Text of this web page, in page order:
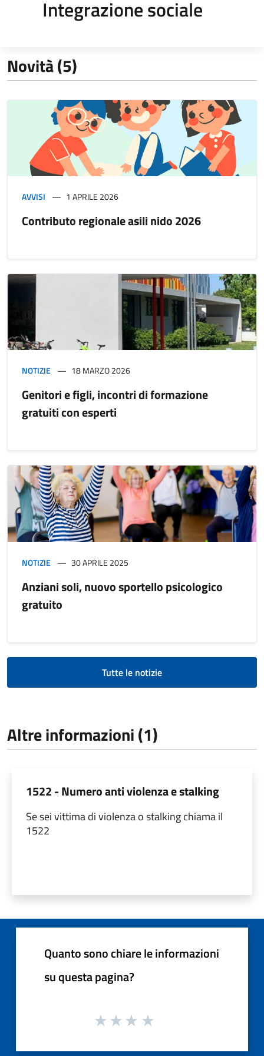
Integrazione sociale
Novità (5)
AVVISI 1 APRILE 2026
Contributo regionale asili nido 2026
NOTIZIE 18 MARZO 2026
Genitori e figli, incontri di formazione
gratuiti con esperti
NOTIZIE 30 APRILE 2025
Anziani soli, nuovo sportello psicologico
gratuito
Tutte le notizie
Altre informazioni (1)
1522 - Numero anti violenza e stalking
Se sei vittima di violenza o stalking chiama il
1522
Quanto sono chiare le informazioni
su questa pagina?